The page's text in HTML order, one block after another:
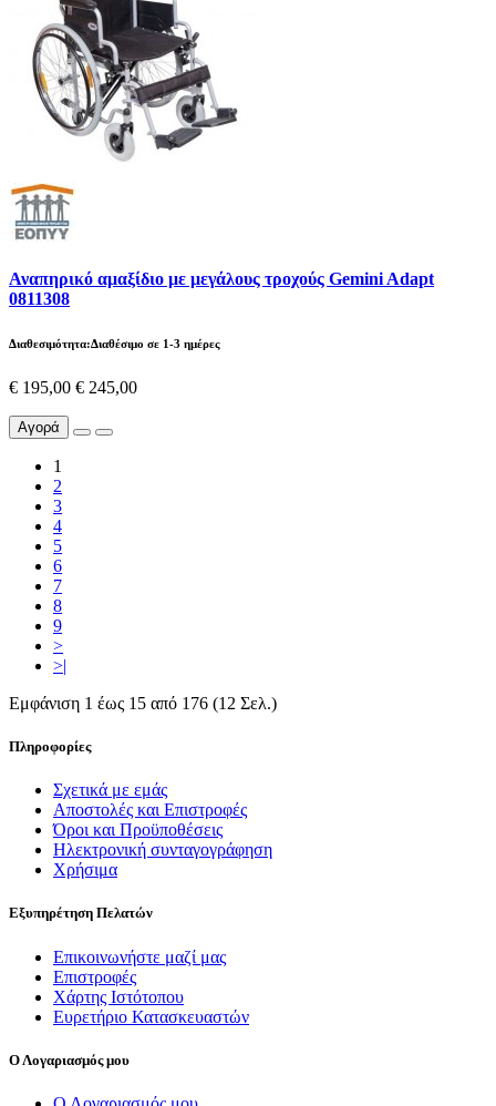
Αναπηρικό αμαξίδιο με μεγάλους τροχούς Gemini Adapt
0811308
Διαθεσιμότητα:Διαθέσιμο σε 1-3 ημέρες
€ 195,00 € 245,00
Αγορά
1
2
3
4
5
6
7
8
9
>
>|
Εμφάνιση 1 έως 15 από 176 (12 Σελ.)
Πληροφορίες
Σχετικά με εμάς
Αποστολές και Επιστροφές
Όροι και Προϋποθέσεις
Ηλεκτρονική συνταγογράφηση
Χρήσιμα
Εξυπηρέτηση Πελατών
Επικοινωνήστε μαζί μας
Επιστροφές
Χάρτης Ιστότοπου
Ευρετήριο Κατασκευαστών
Ο Λογαριασμός μου